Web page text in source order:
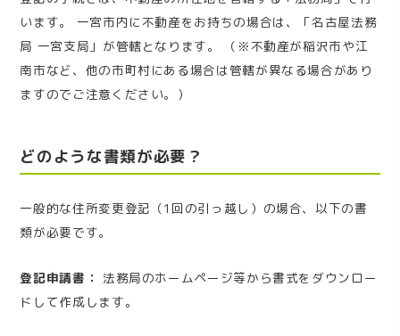
います。 一宮市内に不動産をお持ちの場合は、「名古屋法務
局 一宮支局」が管轄となります。 （※不動産が稲沢市や江
南市など、他の市町村にある場合は管轄が異なる場合があり
ますのでご注意ください。）
どのような書類が必要？
一般的な住所変更登記（1回の引っ越し）の場合、以下の書
類が必要です。
登記申請書： 法務局のホームページ等から書式をダウンロー
ドして作成します。